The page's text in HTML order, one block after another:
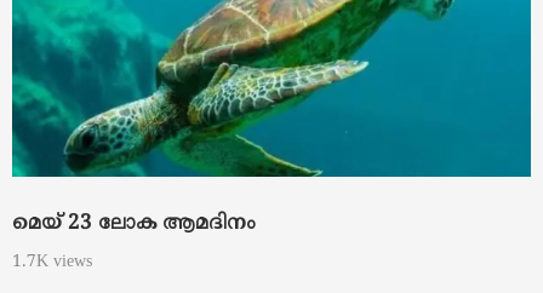
മെയ്‌ 23 ലോക ആമദിനം
1.7K views